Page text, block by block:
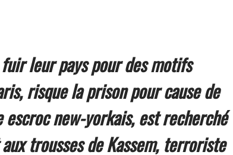
leur pays pour des motifs
risque la prison pour cause de
new-yorkais, est recherché
trousses de Kassem, terroriste